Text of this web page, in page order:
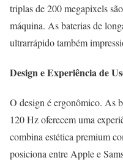
triplas de 200 megapixels
máquina. As baterias de
ultrarrápido também
Design e Experiência de
O design é ergonômico. As
120 Hz oferecem uma
combina estética premium
posiciona entre Apple e